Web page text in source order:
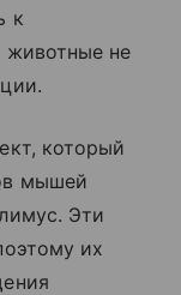
к
животные не
который
мышей
Эти
их